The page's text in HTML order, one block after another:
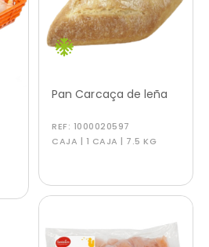
Pan Carcaça de leña
REF: 1000020597
CAJA | 1 CAJA | 7.5 KG